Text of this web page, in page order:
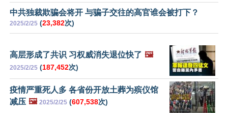
中共独裁欺骗会将开 与骗子交往的高官谁会被打下？
2025/2/25 (23,382次)
高层形成了共识 习权威消失退位快了 🖼️
2025/2/25 (187,452次)
疫情严重死人多 各省份开放土葬为殡仪馆
减压 🖼️ 2025/2/25 (607,538次)